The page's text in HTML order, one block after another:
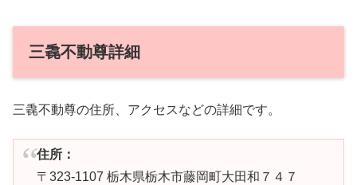
三毳不動尊詳細
三毳不動尊の住所、アクセスなどの詳細です。
住所：
〒323-1107 栃木県栃木市藤岡町大田和７４７